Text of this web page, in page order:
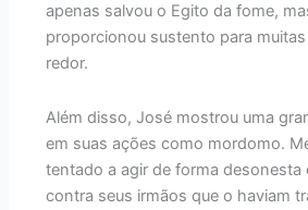
apenas salvou o Egito da fome,
proporcionou sustento para
redor.
Além disso, José mostrou uma
em suas ações como mordomo.
tentado a agir de forma desonesta
contra seus irmãos que o haviam